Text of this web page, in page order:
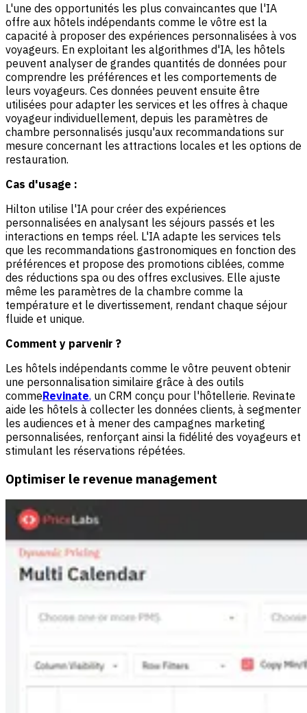
L'une des opportunités les plus convaincantes que l'IA
offre aux hôtels indépendants comme le vôtre est la
capacité à proposer des expériences personnalisées à vos
voyageurs. En exploitant les algorithmes d'IA, les hôtels
peuvent analyser de grandes quantités de données pour
comprendre les préférences et les comportements de
leurs voyageurs. Ces données peuvent ensuite être
utilisées pour adapter les services et les offres à chaque
voyageur individuellement, depuis les paramètres de
chambre personnalisés jusqu'aux recommandations sur
mesure concernant les attractions locales et les options de
restauration.
Cas d'usage :
Hilton utilise l'IA pour créer des expériences
personnalisées en analysant les séjours passés et les
interactions en temps réel. L'IA adapte les services tels
que les recommandations gastronomiques en fonction des
préférences et propose des promotions ciblées, comme
des réductions spa ou des offres exclusives. Elle ajuste
même les paramètres de la chambre comme la
température et le divertissement, rendant chaque séjour
fluide et unique.
Comment y parvenir ?
Les hôtels indépendants comme le vôtre peuvent obtenir
une personnalisation similaire grâce à des outils
commeRevinate, un CRM conçu pour l'hôtellerie. Revinate
aide les hôtels à collecter les données clients, à segmenter
les audiences et à mener des campagnes marketing
personnalisées, renforçant ainsi la fidélité des voyageurs et
stimulant les réservations répétées.
Optimiser le revenue management